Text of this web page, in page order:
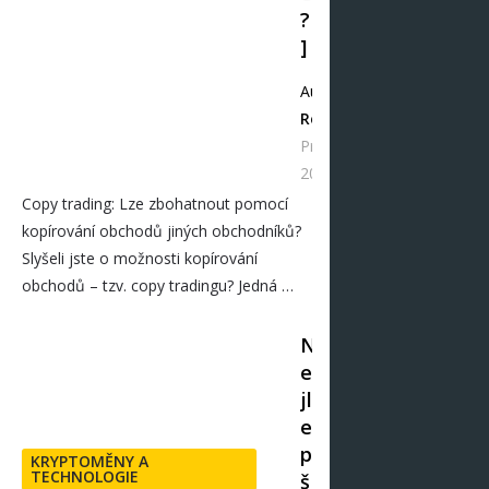
?
]
Autor
Redakce
Pro 13,
2024
Copy trading: Lze zbohatnout pomocí
kopírování obchodů jiných obchodníků?
Slyšeli jste o možnosti kopírování
obchodů – tzv. copy tradingu? Jedná …
KRYPTOMĚNY A
TECHNOLOGIE
N
e
jl
e
p
š